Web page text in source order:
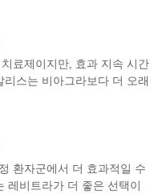
료제이지만, 효과 지속 시간
스는 비아그라보다 더 오래
환자군에서 더 효과적일 수
레비트라가 더 좋은 선택이